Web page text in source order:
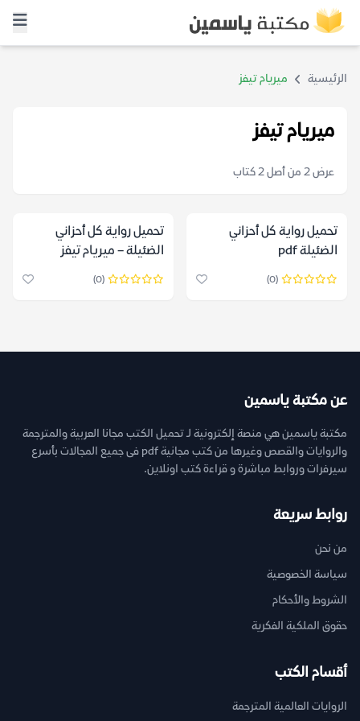
الرئيسية ميريام تيفز
ميريام تيفز
عرض 2 من أصل 2 كتاب
تحميل رواية كل أحزاني
الضئيلة pdf
(0)
تحميل رواية كل أحزاني
الضئيلة – ميريام تيفز
(0)
عن مكتبة ياسمين
مكتبة ياسمين هي منصة إلكترونية لـ تحميل الكتب مجانا العربية والمترجمة
والروايات والقصص وغيرها من كتب مجانية pdf فى جميع المجالات بأسرع
سيرفرات وروابط مباشرة و قراءة كتب اونلاين.
روابط سريعة
من نحن
سياسة الخصوصية
الشروط والأحكام
حقوق الملكية الفكرية
أقسام الكتب
الروايات العالمية المترجمة